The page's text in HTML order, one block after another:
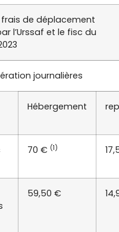
de déplacement
l’Urssaf et le fisc du
journalières
Hébergement
70 € (1)
59,50 €